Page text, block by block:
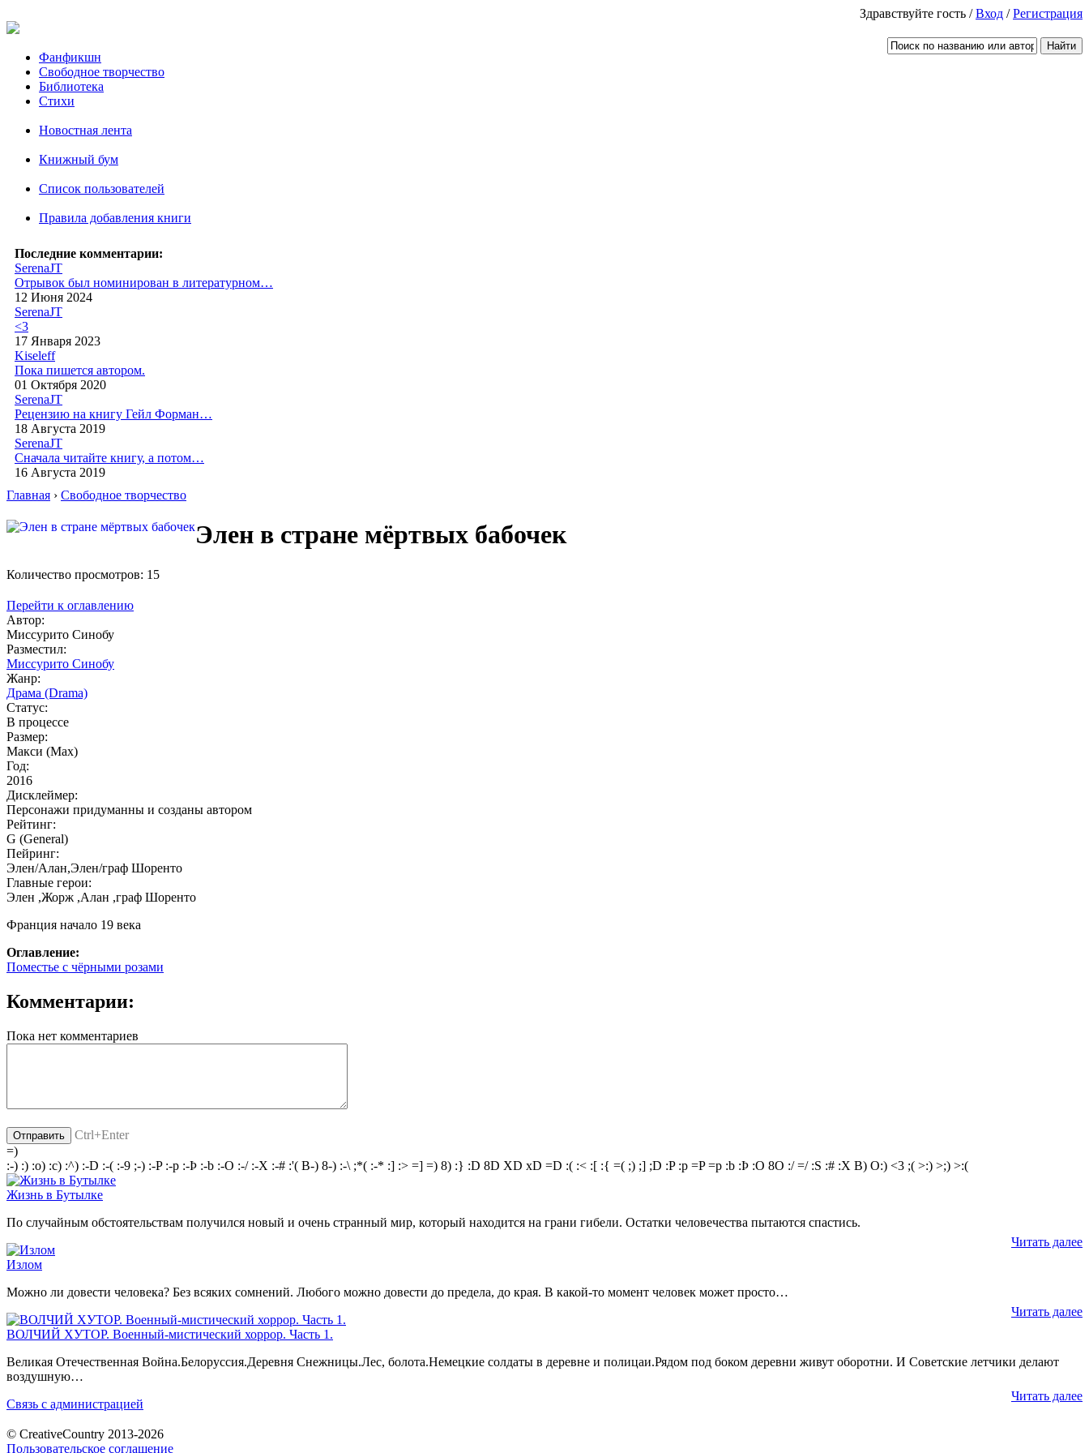
Здравствуйте гость /Вход /Регистрация
Фанфикшн
Свободное творчество
Библиотека
Стихи
Новостная лента
Книжный бум
Список пользователей
Правила добавления книги
Последние комментарии:
SerenaJT
Отрывок был номинирован в литературном…
12 Июня 2024
SerenaJT
<3
17 Января 2023
Kiseleff
Пока пишется автором.
01 Октября 2020
SerenaJT
Рецензию на книгу Гейл Форман…
18 Августа 2019
SerenaJT
Сначала читайте книгу, а потом…
16 Августа 2019
Главная › Свободное творчество
Элен в стране мёртвых бабочек
Количество просмотров: 15
Перейти к оглавлению
Автор:
Миссурито Синобу
Разместил:
Миссурито Синобу
Жанр:
Драма (Drama)
Статус:
В процессе
Размер:
Макси (Max)
Год:
2016
Дисклеймер:
Персонажи придуманны и созданы автором
Рейтинг:
G (General)
Пейринг:
Элен/Алан,Элен/граф Шоренто
Главные герои:
Элен ,Жорж ,Алан ,граф Шоренто
Франция начало 19 века
Оглавление:
Поместье с чёрными розами
Комментарии:
Пока нет комментариев
Ctrl+Enter
=)
:-) :) :o) :c) :^) :-D :-( :-9 ;-) :-P :-p :-Þ :-b :-O :-/ :-X :-# :'( B-) 8-) :-\ ;*( :-* :] :> =] =) 8) :} :D 8D XD xD =D :( :< :[ :{ =( ;) ;] ;D :P :p =P =p :b :Þ :O 8O :/ =/ :S :# :X B) O:) <3 ;( >:) >;) >:(
Жизнь в Бутылке
По случайным обстоятельствам получился новый и очень странный мир, который находится на грани гибели. Остатки человечества пытаются спастись.
Читать далее
Излом
Можно ли довести человека? Без всяких сомнений. Любого можно довести до предела, до края. В какой-то момент человек может просто…
Читать далее
ВОЛЧИЙ ХУТОР. Военный-мистический хоррор. Часть 1.
Великая Отечественная Война.Белоруссия.Деревня Снежницы.Лес, болота.Немецкие солдаты в деревне и полицаи.Рядом под боком деревни живут оборотни. И Советские летчики делают
воздушную…
Читать далее
Связь с администрацией
© CreativeCountry 2013-2026
Пользовательское соглашение